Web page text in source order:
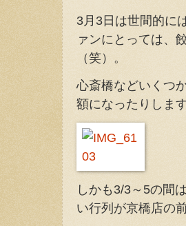
3月3日は世間的に
ァンにとっては、
（笑）。
心斎橋などいくつ
額になったりしま
しかも3/3～5の間
い行列が京橋店の